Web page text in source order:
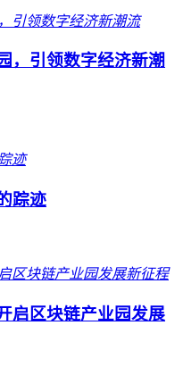
，引领数字经济新潮
踪迹
启区块链产业园发展